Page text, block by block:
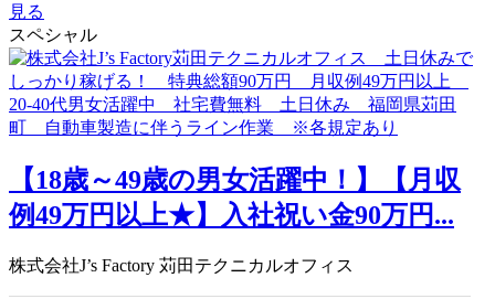
見る
スペシャル
【18歳～49歳の男女活躍中！】【月収
例49万円以上★】入社祝い金90万円...
株式会社J’s Factory 苅田テクニカルオフィス